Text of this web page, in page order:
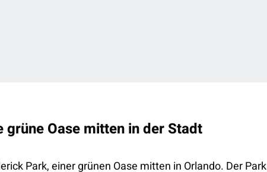
Oase mitten in der Stadt
Park, einer grünen Oase mitten in Orlando. Der Park